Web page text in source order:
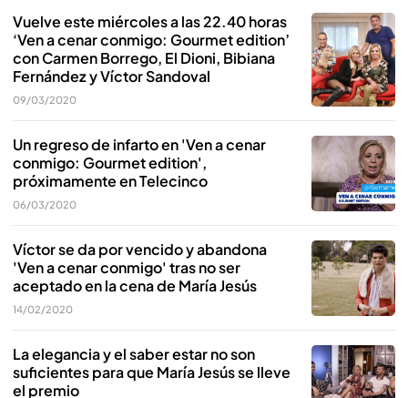
Vuelve este miércoles a las 22.40 horas
‘Ven a cenar conmigo: Gourmet edition’
con Carmen Borrego, El Dioni, Bibiana
Fernández y Víctor Sandoval
09/03/2020
Un regreso de infarto en 'Ven a cenar
conmigo: Gourmet edition',
próximamente en Telecinco
06/03/2020
Víctor se da por vencido y abandona
'Ven a cenar conmigo' tras no ser
aceptado en la cena de María Jesús
14/02/2020
La elegancia y el saber estar no son
suficientes para que María Jesús se lleve
el premio